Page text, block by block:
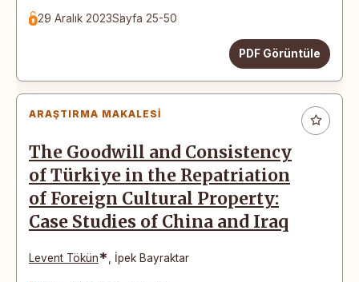
29 Aralık 2023Sayfa 25-50
PDF Görüntüle
ARAŞTIRMA MAKALESI
The Goodwill and Consistency
of Türkiye in the Repatriation
of Foreign Cultural Property:
Case Studies of China and Iraq
Levent Tökün* İpek Bayraktar